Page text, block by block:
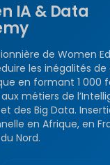
IA & Data
de Women
les inégalités de
en formant 1 000
métiers de
des Big Data.
en Afrique, en
Nord.